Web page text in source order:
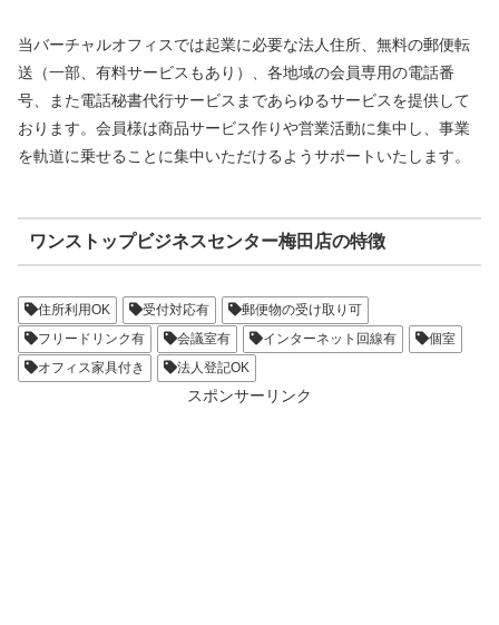
当バーチャルオフィスでは起業に必要な法人住所、無料の郵便転
送（一部、有料サービスもあり）、各地域の会員専用の電話番
号、また電話秘書代行サービスまであらゆるサービスを提供して
おります。会員様は商品サービス作りや営業活動に集中し、事業
を軌道に乗せることに集中いただけるようサポートいたします。
ワンストップビジネスセンター梅田店の特徴
住所利用OK 受付対応有
郵便物の受け取り可
フリードリンク有
会議室有 インターネット回線有
個室
オフィス家具付き
法人登記OK
スポンサーリンク